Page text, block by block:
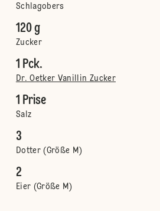
Schlagobers
120 g
Zucker
1 Pck.
Dr. Oetker Vanillin Zucker
1 Prise
Salz
3
Dotter (Größe M)
2
Eier (Größe M)